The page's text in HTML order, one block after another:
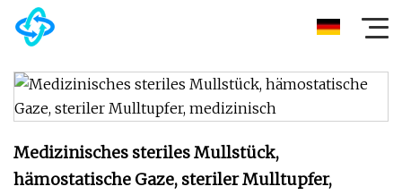
Medizinisches steriles Mullstück,
hämostatische Gaze, steriler Mulltupfer,